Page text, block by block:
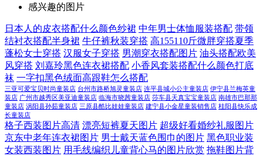
感兴趣的图片
日本人的皮衣搭配什么颜色纱裙 中年男士体恤服装搭配 带领
结衬衣搭配半身裙 牛仔裤秋装穿搭 高155110斤微胖穿搭夏季
蓬松女士穿搭 汉服女子穿搭 男潮穿衣搭配图片 油头搭配欧美
风穿搭 刘嘉玲黑色连衣裙搭配 小香风套装搭配什么颜色打底
袜 一字扣黑色绒面高跟鞋怎么搭配
三亚可爱宝贝时尚童装店 台州市路桥旭灵童装店 连平县城小公主童装店 伊宁县兰梅英童
装店 广州市越秀区美亚迪童装店 临海市晓茜童装店 莎车县天真宝宝童装店 南雄市巴那那
童装店 涡阳县孙茹童装店 三原县酷比娃娃童装店 建宁县小金星童装销售店 桂阳县快乐成
长童装店
格子西装图片高清 漂亮短裤夏天图片 超级好看婚纱礼服图片
京东中老年连衣裙图片 男士戴天蓝色围巾的图片 黑色职业装
女装西装图片 用毛线编织儿童背心马的图片欣赏 拖鞋图片背